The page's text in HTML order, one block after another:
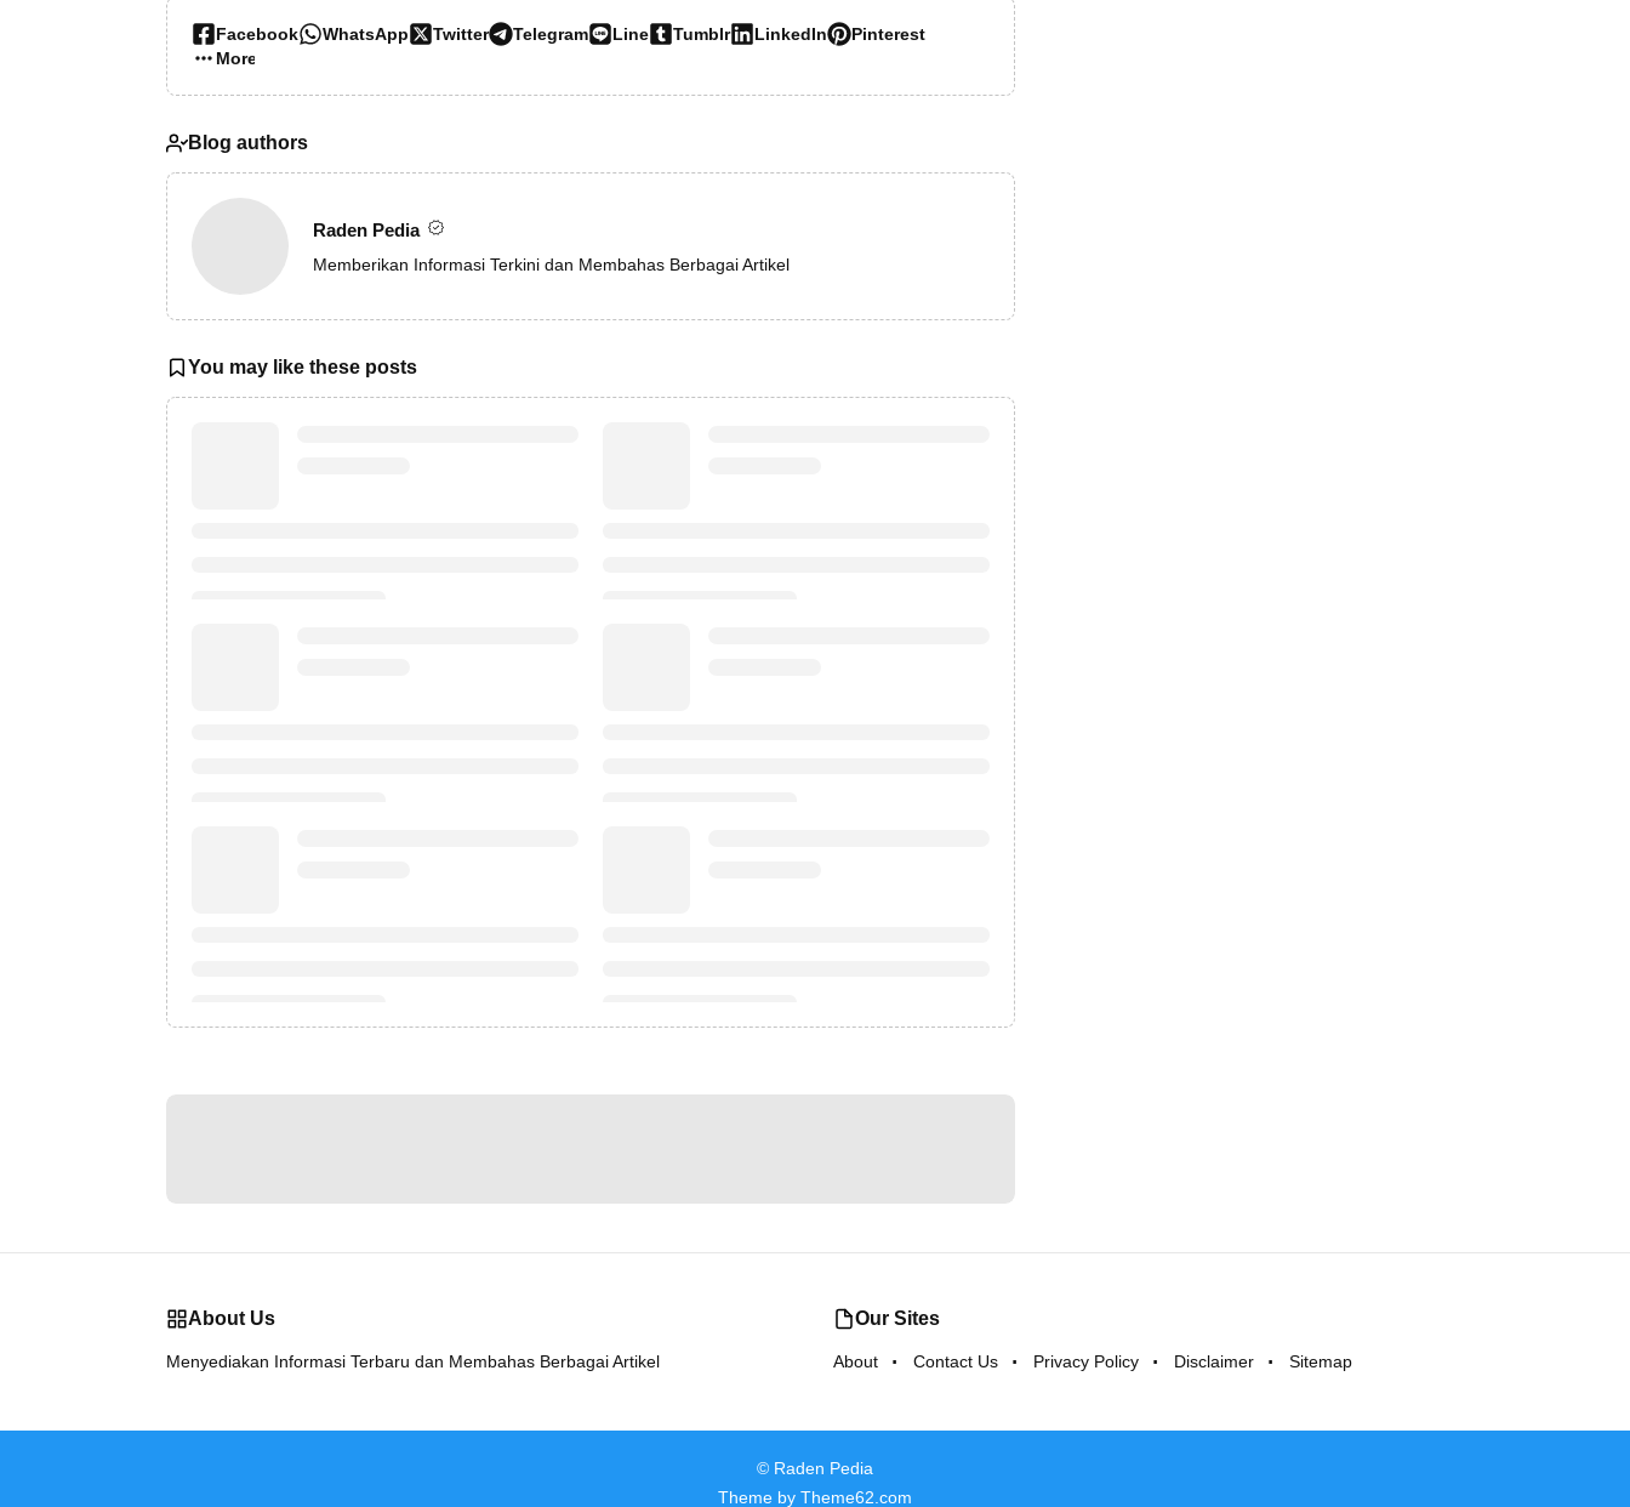
Facebook WhatsApp Twitter Telegram Line Tumblr LinkedIn
Pinterest
More…
Blog authors
Raden Pedia
Memberikan Informasi Terkini dan Membahas Berbagai Artikel
You may like these posts
About Us
Menyediakan Informasi Terbaru dan Membahas Berbagai Artikel
Our Sites
About Contact Us Privacy Policy Disclaimer Sitemap
© Raden Pedia
Theme by Theme62.com